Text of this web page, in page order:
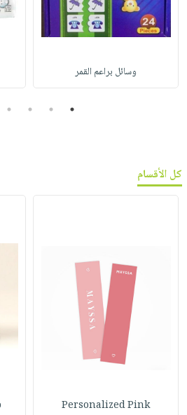
وسائل براعم القمر
1
2
3
4
كل الأقسام
Personalized Pink